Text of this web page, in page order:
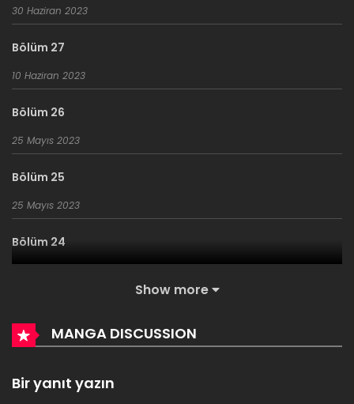
30 Haziran 2023
Bölüm 27
10 Haziran 2023
Bölüm 26
25 Mayıs 2023
Bölüm 25
25 Mayıs 2023
Bölüm 24
30 Nisan 2023
Show more
MANGA DISCUSSION
Bir yanıt yazın